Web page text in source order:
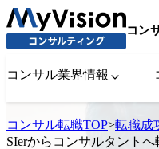
コン
コンサル業界情報
コンサル転職TOP>転職成
SIerからコンサルタント